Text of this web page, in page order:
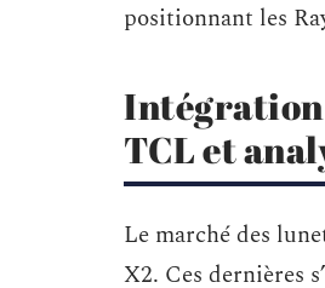
positionnant les
Intégration
TCL et
Le marché des
X2. Ces dernières